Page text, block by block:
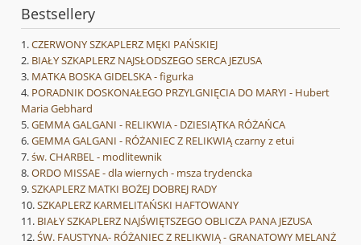
Bestsellery
CZERWONY SZKAPLERZ MĘKI PAŃSKIEJ
BIAŁY SZKAPLERZ NAJSŁODSZEGO SERCA JEZUSA
MATKA BOSKA GIDELSKA - figurka
PORADNIK DOSKONAŁEGO PRZYLGNIĘCIA DO MARYI - Hubert
Maria Gebhard
GEMMA GALGANI - RELIKWIA - DZIESIĄTKA RÓŻAŃCA
GEMMA GALGANI - RÓŻANIEC Z RELIKWIĄ czarny z etui
św. CHARBEL - modlitewnik
ORDO MISSAE - dla wiernych - msza trydencka
SZKAPLERZ MATKI BOŻEJ DOBREJ RADY
SZKAPLERZ KARMELITAŃSKI HAFTOWANY
BIAŁY SZKAPLERZ NAJŚWIĘTSZEGO OBLICZA PANA JEZUSA
ŚW. FAUSTYNA- RÓŻANIEC Z RELIKWIĄ - GRANATOWY MELANŻ